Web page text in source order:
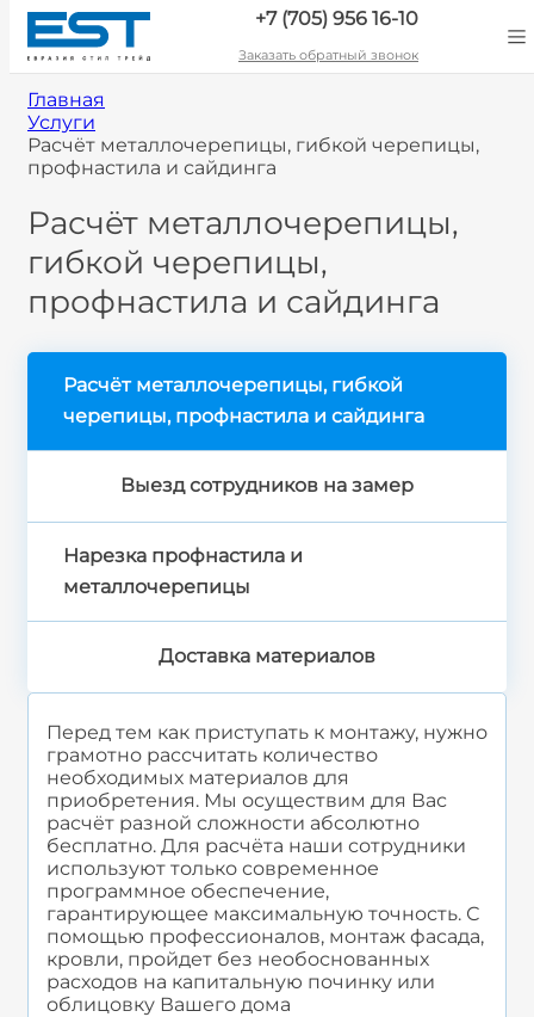
+7 (705) 956 16-10
Заказать обратный звонок
Главная
Услуги
Расчёт металлочерепицы, гибкой черепицы,
профнастила и сайдинга
Расчёт металлочерепицы,
гибкой черепицы,
профнастила и сайдинга
Расчёт металлочерепицы, гибкой
черепицы, профнастила и сайдинга
Выезд сотрудников на замер
Нарезка профнастила и
металлочерепицы
Доставка материалов
Перед тем как приступать к монтажу, нужно
грамотно рассчитать количество
необходимых материалов для
приобретения. Мы осуществим для Вас
расчёт разной сложности абсолютно
бесплатно. Для расчёта наши сотрудники
используют только современное
программное обеспечение,
гарантирующее максимальную точность. С
помощью профессионалов, монтаж фасада,
кровли, пройдет без необоснованных
расходов на капитальную починку или
облицовку Вашего дома